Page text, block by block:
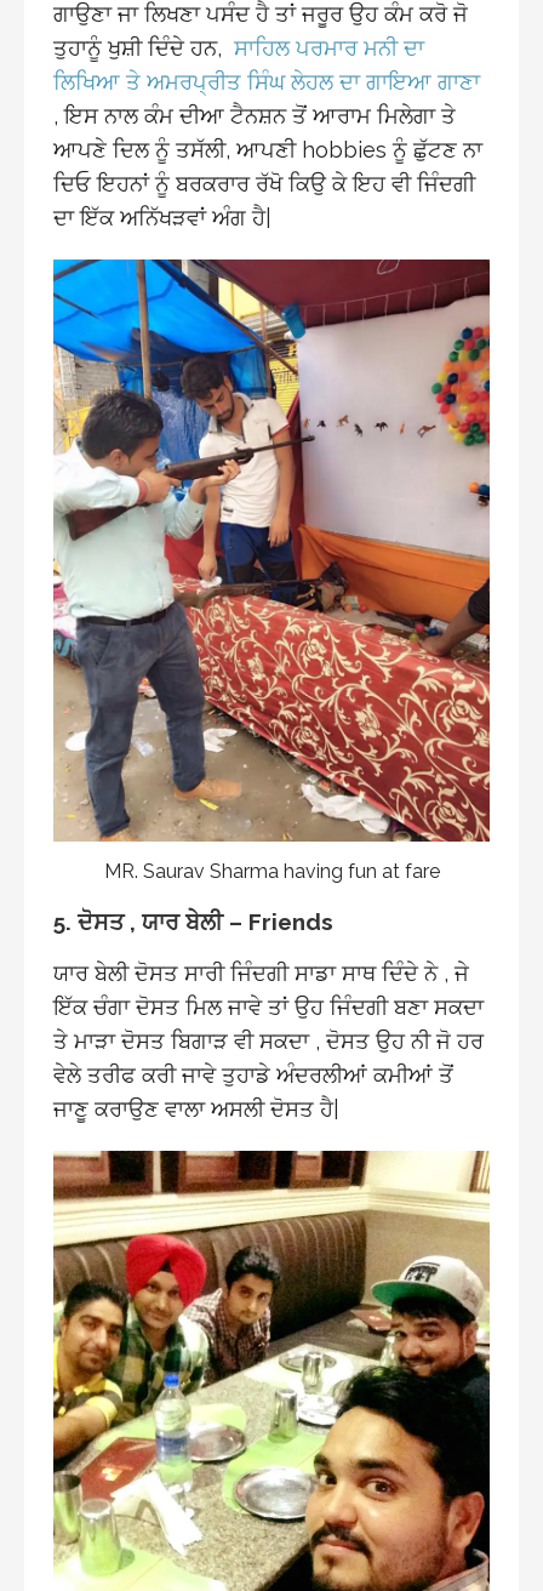
ਗਾਉਣਾ ਜਾ ਲਿਖਣਾ ਪਸੰਦ ਹੈ ਤਾਂ ਜਰੂਰ ਉਹ ਕੰਮ ਕਰੋ ਜੋ
ਤੁਹਾਨੂੰ ਖੁਸ਼ੀ ਦਿੰਦੇ ਹਨ, ਸਾਹਿਲ ਪਰਮਾਰ ਮਨੀ ਦਾ
ਲਿਖਿਆ ਤੇ ਅਮਰਪ੍ਰੀਤ ਸਿੰਘ ਲੇਹਲ ਦਾ ਗਾਇਆ ਗਾਣਾ
, ਇਸ ਨਾਲ ਕੰਮ ਦੀਆ ਟੈਨਸ਼ਨ ਤੋਂ ਆਰਾਮ ਮਿਲੇਗਾ ਤੇ
ਆਪਣੇ ਦਿਲ ਨੂੰ ਤਸੱਲੀ, ਆਪਣੀ hobbies ਨੂੰ ਛੁੱਟਣ ਨਾ
ਦਿਓ ਇਹਨਾਂ ਨੂੰ ਬਰਕਰਾਰ ਰੱਖੋ ਕਿਉ ਕੇ ਇਹ ਵੀ ਜਿੰਦਗੀ
ਦਾ ਇੱਕ ਅਨਿੱਖੜਵਾਂ ਅੰਗ ਹੈ|
MR. Saurav Sharma having fun at fare
5. ਦੋਸਤ , ਯਾਰ ਬੇਲੀ – Friends
ਯਾਰ ਬੇਲੀ ਦੋਸਤ ਸਾਰੀ ਜਿੰਦਗੀ ਸਾਡਾ ਸਾਥ ਦਿੰਦੇ ਨੇ , ਜੇ
ਇੱਕ ਚੰਗਾ ਦੋਸਤ ਮਿਲ ਜਾਵੇ ਤਾਂ ਉਹ ਜਿੰਦਗੀ ਬਣਾ ਸਕਦਾ
ਤੇ ਮਾੜਾ ਦੋਸਤ ਬਿਗਾੜ ਵੀ ਸਕਦਾ , ਦੋਸਤ ਉਹ ਨੀ ਜੋ ਹਰ
ਵੇਲੇ ਤਰੀਫ ਕਰੀ ਜਾਵੇ ਤੁਹਾਡੇ ਅੰਦਰਲੀਆਂ ਕਮੀਆਂ ਤੋਂ
ਜਾਣੂ ਕਰਾਉਣ ਵਾਲਾ ਅਸਲੀ ਦੋਸਤ ਹੈ|